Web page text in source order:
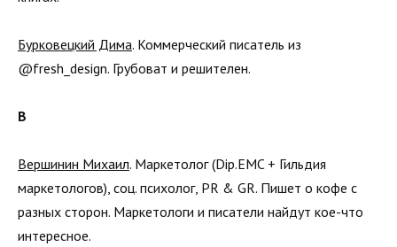
Бурковецкий Дима. Коммерческий писатель из
@fresh_design. Грубоват и решителен.
В
Вершинин Михаил. Маркетолог (Dip.EMC + Гильдия
маркетологов), соц. психолог, PR & GR. Пишет о кофе с
разных сторон. Маркетологи и писатели найдут кое-что
интересное.